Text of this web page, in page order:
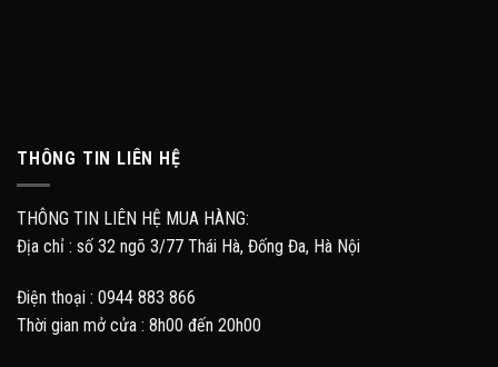
THÔNG TIN LIÊN HỆ
THÔNG TIN LIÊN HỆ MUA HÀNG:
Địa chỉ : số 32 ngõ 3/77 Thái Hà, Đống Đa, Hà Nội
Điện thoại : 0944 883 866
Thời gian mở cửa : 8h00 đến 20h00